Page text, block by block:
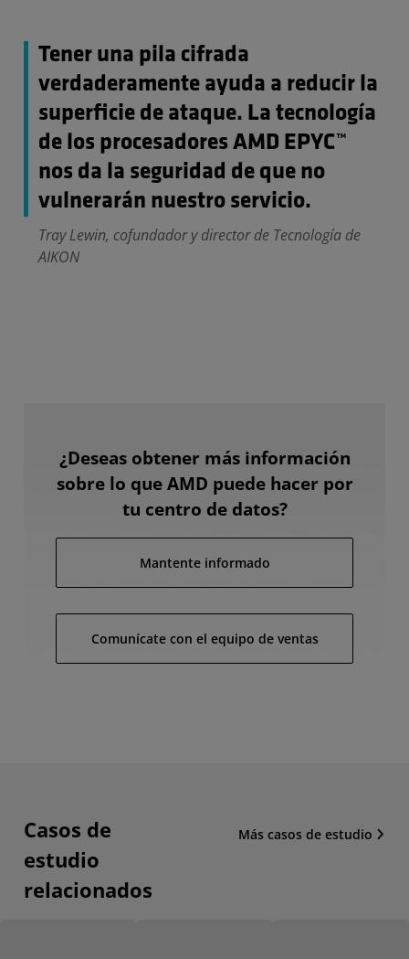
Tener una pila cifrada
verdaderamente ayuda a reducir la
superficie de ataque. La tecnología
de los procesadores AMD EPYC™
nos da la seguridad de que no
vulnerarán nuestro servicio.
Tray Lewin, cofundador y director de Tecnología de
AIKON
¿Deseas obtener más información
sobre lo que AMD puede hacer por
tu centro de datos?
Mantente informado
Comunícate con el equipo de ventas
Casos de
estudio
relacionados
Más casos de estudio